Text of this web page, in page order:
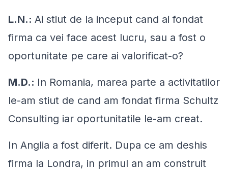
L.N.: Ai stiut de la inceput cand ai fondat
firma ca vei face acest lucru, sau a fost o
oportunitate pe care ai valorificat-o?
M.D.: In Romania, marea parte a activitatilor
le-am stiut de cand am fondat firma Schultz
Consulting iar oportunitatile le-am creat.
In Anglia a fost diferit. Dupa ce am deshis
firma la Londra, in primul an am construit